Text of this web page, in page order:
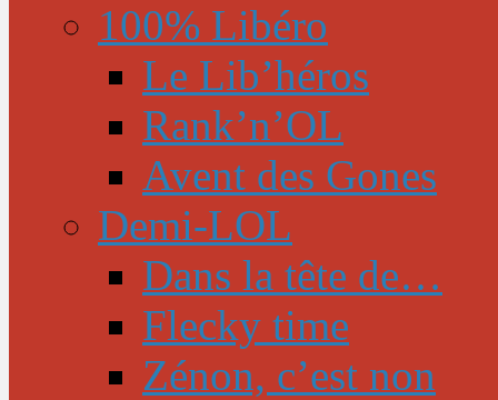
100% Libéro
Le Lib’héros
Rank’n’OL
Avent des Gones
Demi-LOL
Dans la tête de…
Flecky time
Zénon, c’est non